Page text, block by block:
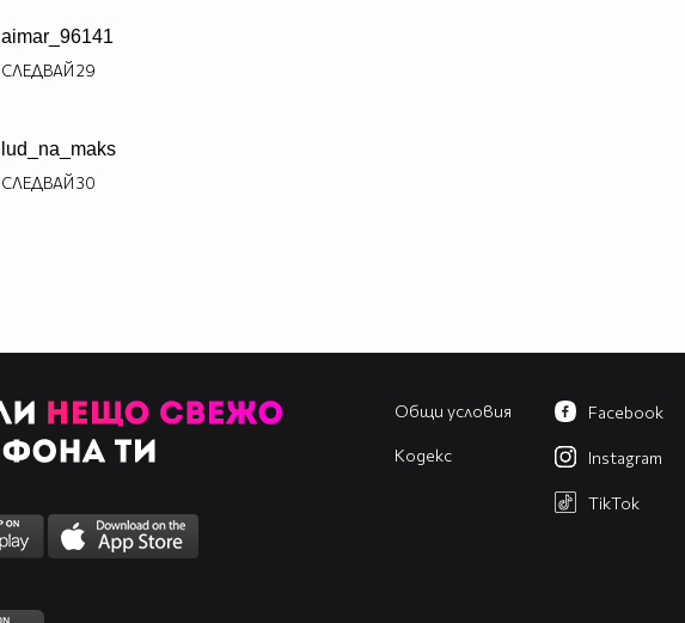
aimar_96141
СЛЕДВАЙ29
lud_na_maks
СЛЕДВАЙ30
Общи условия
Кодекс
Facebook
Instagram
TikTok